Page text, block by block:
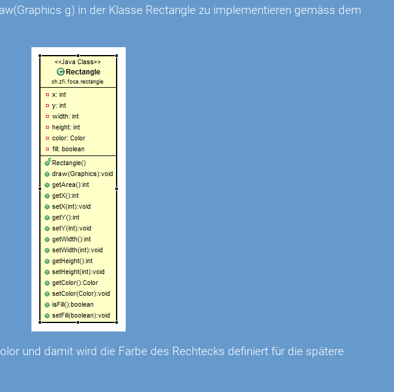
g) in der Klasse Rectangle zu implementieren gemäss dem
und damit wird die Farbe des Rechtecks definiert für die spätere